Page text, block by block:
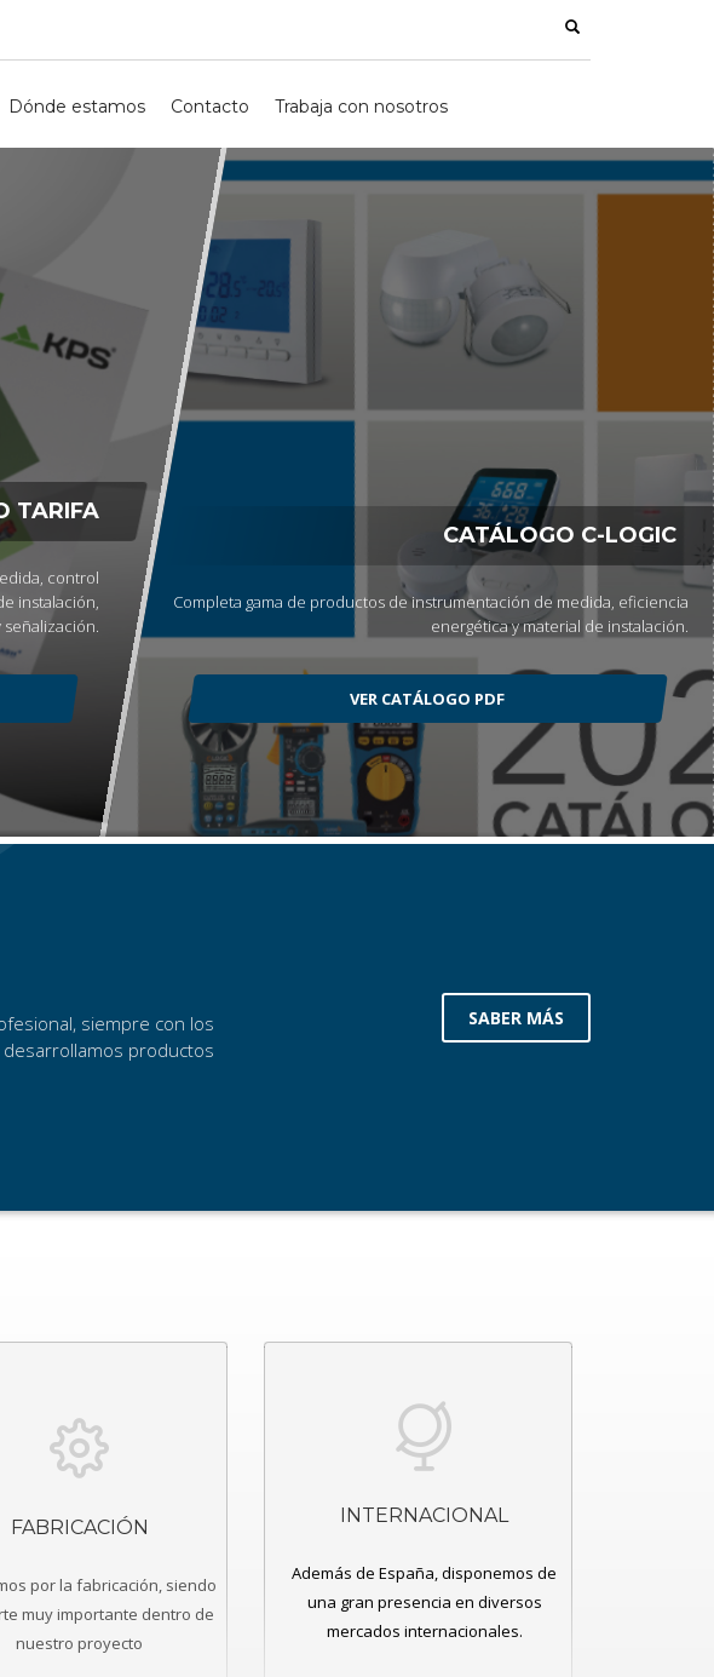
Dónde estamos Contacto Trabaja con nosotros
TARIFA
control
instalación,
CATÁLOGO C-LOGIC
Completa gama de productos de instrumentación de medida, eficiencia
energética y material de instalación.
VER CATÁLOGO PDF
siempre con los
productos
SABER MÁS
FABRICACIÓN
por la fabricación, siendo
muy importante dentro de
nuestro proyecto
INTERNACIONAL
Además de España, disponemos de
una gran presencia en diversos
mercados internacionales.